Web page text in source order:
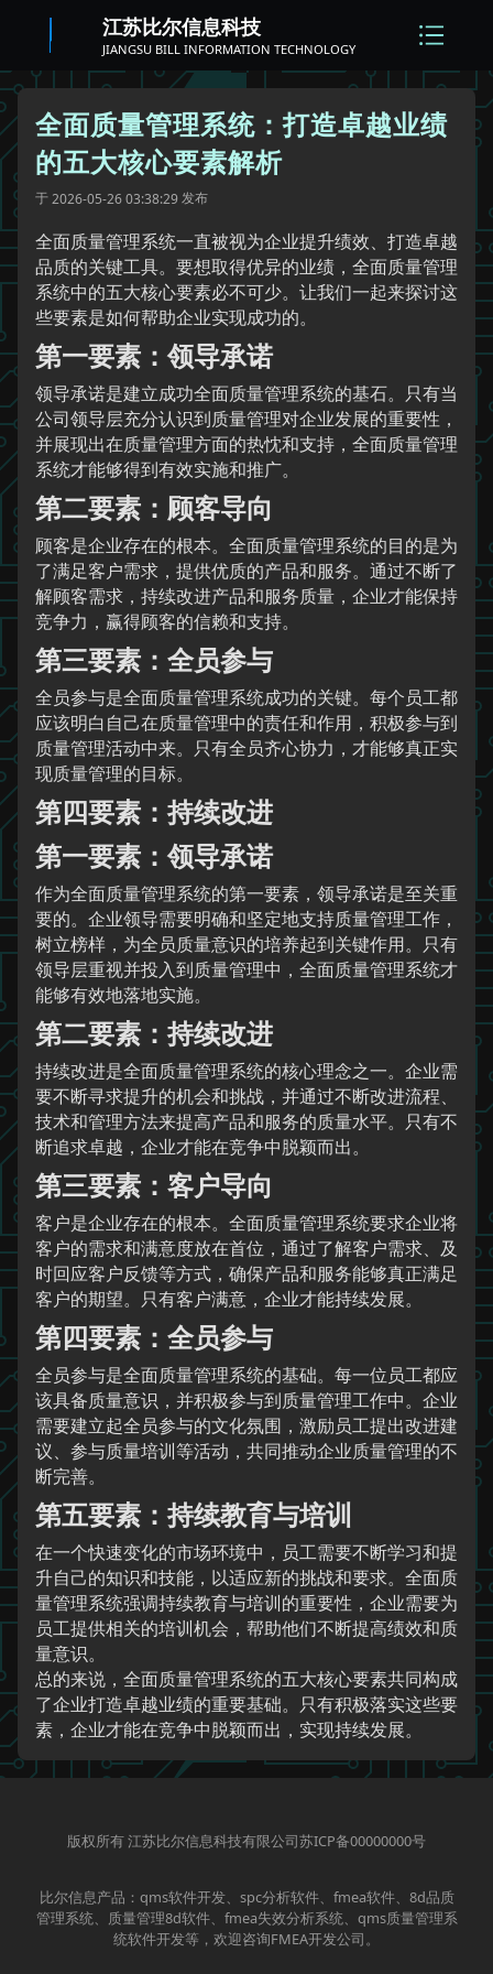
江苏比尔信息科技
JIANGSU BILL INFORMATION TECHNOLOGY
全面质量管理系统：打造卓越业绩
的五大核心要素解析
于2026-05-26 03:38:29发布
全面质量管理系统一直被视为企业提升绩效、打造卓越
品质的关键工具。要想取得优异的业绩，全面质量管理
系统中的五大核心要素必不可少。让我们一起来探讨这
些要素是如何帮助企业实现成功的。
第一要素：领导承诺
领导承诺是建立成功全面质量管理系统的基石。只有当
公司领导层充分认识到质量管理对企业发展的重要性，
并展现出在质量管理方面的热忱和支持，全面质量管理
系统才能够得到有效实施和推广。
第二要素：顾客导向
顾客是企业存在的根本。全面质量管理系统的目的是为
了满足客户需求，提供优质的产品和服务。通过不断了
解顾客需求，持续改进产品和服务质量，企业才能保持
竞争力，赢得顾客的信赖和支持。
第三要素：全员参与
全员参与是全面质量管理系统成功的关键。每个员工都
应该明白自己在质量管理中的责任和作用，积极参与到
质量管理活动中来。只有全员齐心协力，才能够真正实
现质量管理的目标。
第四要素：持续改进
第一要素：领导承诺
作为全面质量管理系统的第一要素，领导承诺是至关重
要的。企业领导需要明确和坚定地支持质量管理工作，
树立榜样，为全员质量意识的培养起到关键作用。只有
领导层重视并投入到质量管理中，全面质量管理系统才
能够有效地落地实施。
第二要素：持续改进
持续改进是全面质量管理系统的核心理念之一。企业需
要不断寻求提升的机会和挑战，并通过不断改进流程、
技术和管理方法来提高产品和服务的质量水平。只有不
断追求卓越，企业才能在竞争中脱颖而出。
第三要素：客户导向
客户是企业存在的根本。全面质量管理系统要求企业将
客户的需求和满意度放在首位，通过了解客户需求、及
时回应客户反馈等方式，确保产品和服务能够真正满足
客户的期望。只有客户满意，企业才能持续发展。
第四要素：全员参与
全员参与是全面质量管理系统的基础。每一位员工都应
该具备质量意识，并积极参与到质量管理工作中。企业
需要建立起全员参与的文化氛围，激励员工提出改进建
议、参与质量培训等活动，共同推动企业质量管理的不
断完善。
第五要素：持续教育与培训
在一个快速变化的市场环境中，员工需要不断学习和提
升自己的知识和技能，以适应新的挑战和要求。全面质
量管理系统强调持续教育与培训的重要性，企业需要为
员工提供相关的培训机会，帮助他们不断提高绩效和质
量意识。
总的来说，全面质量管理系统的五大核心要素共同构成
了企业打造卓越业绩的重要基础。只有积极落实这些要
素，企业才能在竞争中脱颖而出，实现持续发展。
版权所有 江苏比尔信息科技有限公司苏ICP备00000000号
比尔信息产品：qms软件开发、spc分析软件、fmea软件、8d品质
管理系统、质量管理8d软件、fmea失效分析系统、qms质量管理系
统软件开发等，欢迎咨询FMEA开发公司。